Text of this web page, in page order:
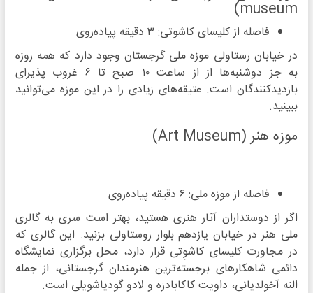
museum)
فاصله از کلیسای کاشوتی: ۳ دقیقه پیاده‌روی
در خیابان رستاولی موزه ملی گرجستان وجود دارد که همه روزه
به جز دوشنبه‌ها از از ساعت ۱۰ صبح تا ۶ غروب پذیرای
بازدیدکنندگان است. عتیقه‌های زیادی را در این موزه می‌توانید
ببینید.
موزه هنر (Art Museum)
فاصله از موزه ملی: ۶ دقیقه پیاده‌روی
اگر از دوستداران آثار هنری هستید، بهتر است سری به گالری
ملی هنر در خیابان یازدهم بلوار روستاولی بزنید. این گالری که
در مجاورت کلیسای کاشوِتی قرار دارد، محل برگزاری نمایشگاه
دائمی شاهکارهای برجسته‌ترین هنرمندان گرجستانی، از جمله
النه آخولدیانی، داویت کاکابادزه و لادو گودیاشویلی است.